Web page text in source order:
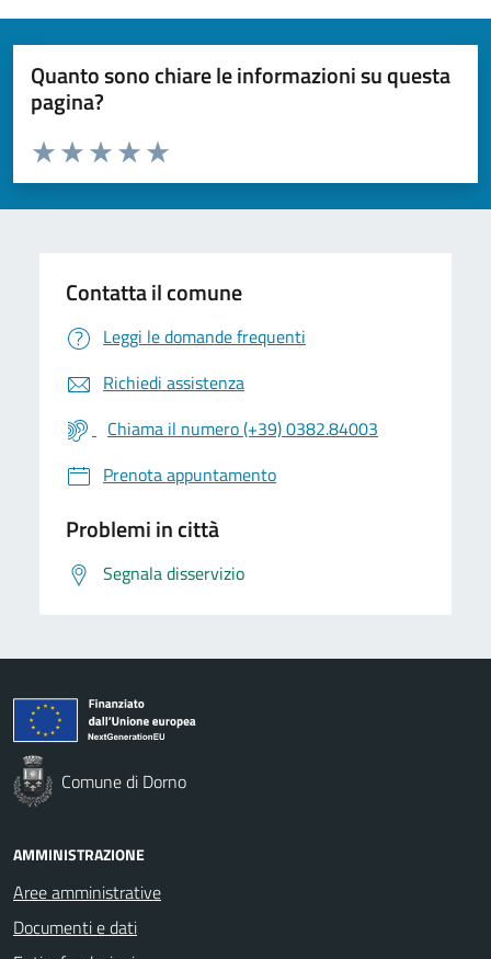
Quanto sono chiare le informazioni su questa
pagina?
Valuta da 1 a 5 stelle la pagina
Valuta 5 stelle su 5
Valuta 4 stelle su 5
Valuta 3 stelle su 5
Valuta 2 stelle su 5
Valuta 1 stelle su 5
Contatta il comune
Leggi le domande frequenti
Richiedi assistenza
Chiama il numero (+39) 0382.84003
Prenota appuntamento
Problemi in città
Segnala disservizio
Comune di Dorno
AMMINISTRAZIONE
Aree amministrative
Documenti e dati